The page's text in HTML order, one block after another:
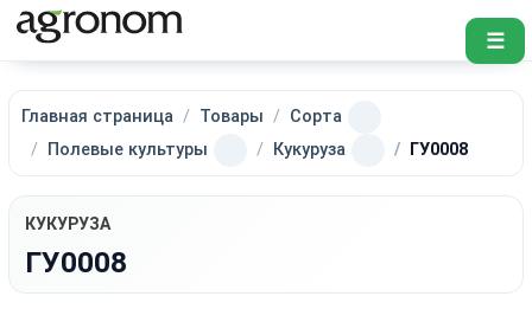
☰
Главная страница Товары
Сорта
Полевые культуры
Кукуруза ГУ0008
КУКУРУЗА
ГУ0008